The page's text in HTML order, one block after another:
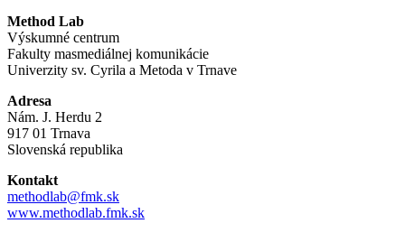
Method Lab
Výskumné centrum
Fakulty masmediálnej komunikácie
Univerzity sv. Cyrila a Metoda v Trnave
Adresa
Nám. J. Herdu 2
917 01 Trnava
Slovenská republika
Kontakt
methodlab@fmk.sk
www.methodlab.fmk.sk